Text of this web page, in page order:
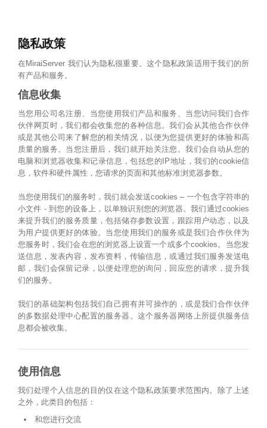
隐私政策
在MiraiServer 我们认为隐私很重要。这个隐私政策适用于我们的所
有产品和服务。
信息收集
当您用公司名注册、当您使用我们产品和服务、当您访问我们合作
伙伴网页时，我们都会收集您的各种信息。我们会从其他合作伙伴
或是其他公司来了解您的相关情况，以便为您提供更好的体验和高
质量的服务。当您注册后，我们就开始关注您。我们会自动从您的
电脑和浏览器收集和记录信息，包括您的IP地址，我们的cookie信
息，软件和硬件属性，您请求的页面和其他标准浏览器参数。
当您使用我们的服务时，我们就会发送cookies – 一个包含字符串的
小文件 - 到您的设备上，以单独识别您的浏览器。我们通过cookies
来提升我们的服务质量，包括储存参数设置，跟踪用户动态，以及
为用户提供更好的体验。当您使用我们的服务或是我们合作伙伴为
您服务时，我们会在您的浏览器上设置一个或多个cookies。当您发
送信息，发表内容，发布资料，传输信息，或通过我们服务发送电
邮，我们会保留记录，以便处理您的询问，回应您的请求，提升我
们的服务。
我们的基础架构包括我们自己拥有并可操作的，或是我们合作伙伴
的多数据处理中心配置的服务器。这个服务器网络上所提供服务信
息都会被收集。
使用信息
我们处理个人信息的目的仅在这个隐私政策要求范围内。除了上述
之外，此类目的包括：
和您进行交流